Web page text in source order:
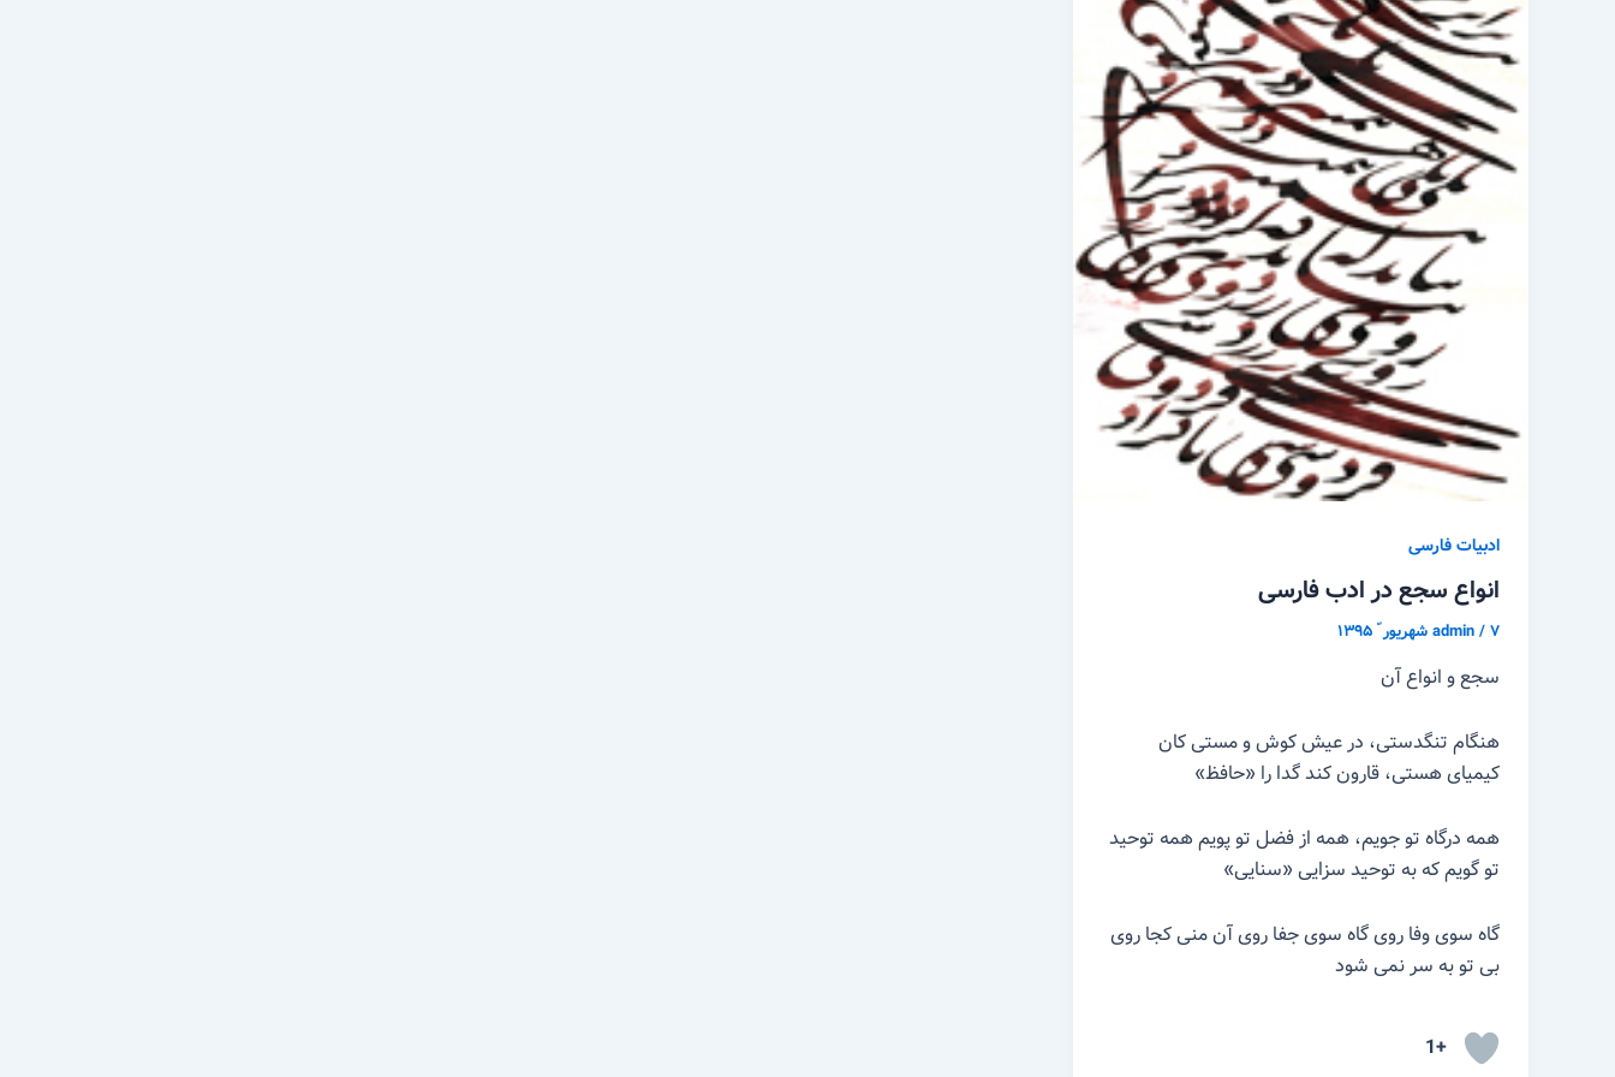
ادبیات فارسی
انواع سجع در ادب فارسی
admin/۷ شهریور ّ ۱۳۹۵
سجع و انواع آن
هنگام تنگدستی، در عیش کوش و مستی کان
کیمیای هستی، قارون کند گدا را «حافظ»
همه درگاه تو جویم، همه از فضل تو پویم همه توحید
تو گویم که به توحید سزایی «سنایی»
گاه سوی وفا روی گاه سوی جفا روی آن منی کجا روی
بی تو به سر نمی شود
+1